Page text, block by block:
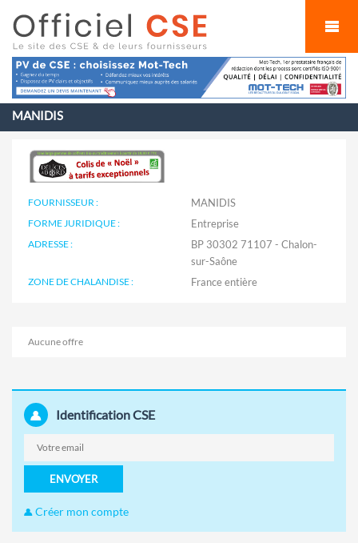
MANIDIS
FOURNISSEUR : MANIDIS
FORME JURIDIQUE : Entreprise
ADRESSE :
BP 30302 71107 - Chalon-
sur-Saône
ZONE DE CHALANDISE :
Aucune offre
Identification CSE
ENVOYER
Créer mon compte